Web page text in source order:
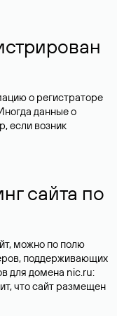
о регистраторе
данные о
если возник
сайта по
можно по полю
поддерживающих
для домена nic.ru:
что сайт размещен